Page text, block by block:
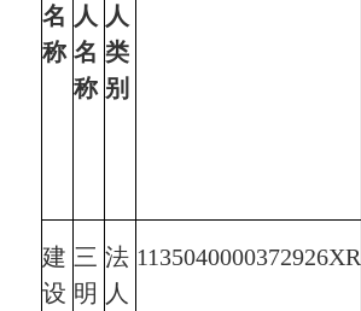
名
称
人
名
称
人
类
别
建
设
三
明
法
人
1135040000372926XR